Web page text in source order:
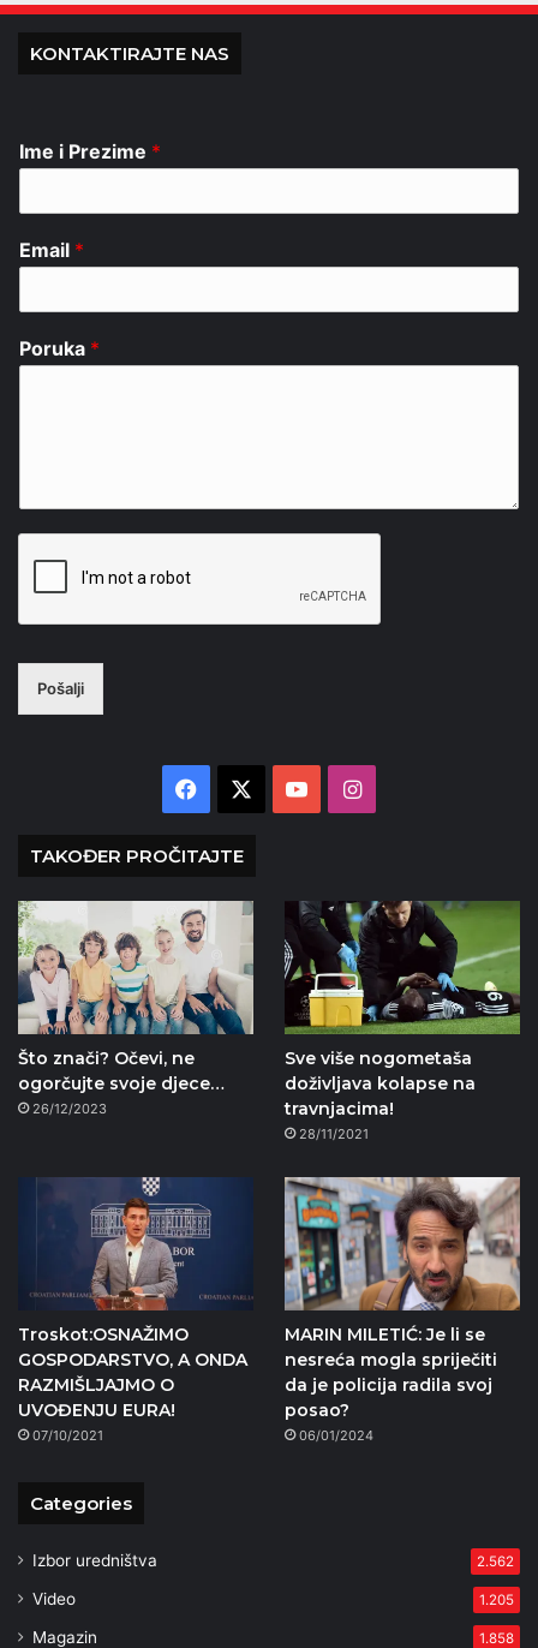
KONTAKTIRAJTE NAS
Ime i Prezime *
Email *
Poruka *
Pošalji
Facebook YouTubeInstagram
TAKOĐER PROČITAJTE
Što znači? Očevi, ne
ogorčujte svoje djece…
26/12/2023
Sve više nogometaša
doživljava kolapse na
travnjacima!
28/11/2021
Troskot:OSNAŽIMO
GOSPODARSTVO, A ONDA
RAZMIŠLJAJMO O
UVOĐENJU EURA!
07/10/2021
MARIN MILETIĆ: Je li se
nesreća mogla spriječiti
da je policija radila svoj
posao?
06/01/2024
Categories
Izbor uredništva 2.562
Video 1.205
Magazin 1.858